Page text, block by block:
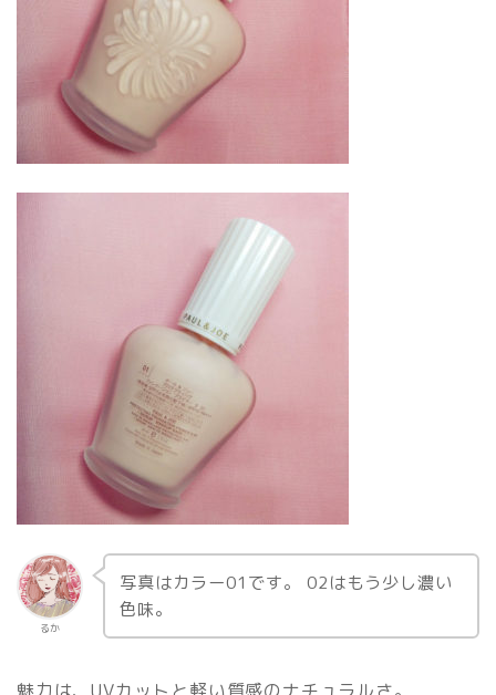
るか
写真はカラー01です。 02はもう少し濃い
色味。